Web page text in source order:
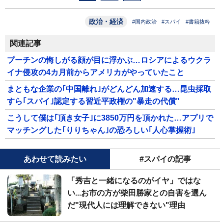
政治・経済 #国内政治 #スパイ #書籍抜粋
関連記事
プーチンの悔しがる顔が目に浮かぶ…ロシアによるウクラ
イナ侵攻の4カ月前からアメリカがやっていたこと
まともな企業の｢中国離れ｣がどんどん加速する…昆虫採取
すら｢スパイ｣認定する習近平政権の"暴走の代償"
こうして僕は｢頂き女子｣に3850万円を頂かれた…アプリで
マッチングした｢りりちゃん｣の恐ろしい｢人心掌握術｣
あわせて読みたい #スパイの記事
「秀吉と一緒になるのがイヤ」ではな
い...お市の方が柴田勝家との自害を選ん
だ"現代人には理解できない"理由